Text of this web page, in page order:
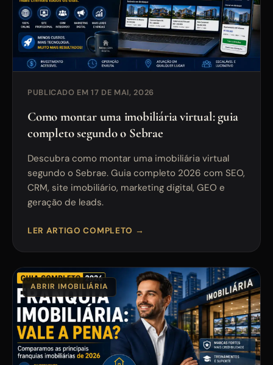
PUBLICADO EM 17 DE MAI, 2026
Como montar uma imobiliária virtual: guia
completo segundo o Sebrae
Descubra como montar uma imobiliária virtual
segundo o Sebrae. Guia completo 2026 com SEO,
CRM, site imobiliário, marketing digital, GEO e
geração de leads.
LER ARTIGO COMPLETO →
ABRIR IMOBILIÁRIA